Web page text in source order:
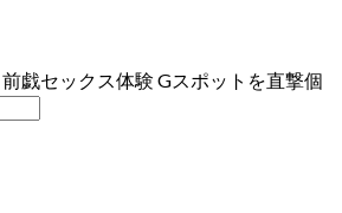
戯セックス体験 Gスポットを直撃個